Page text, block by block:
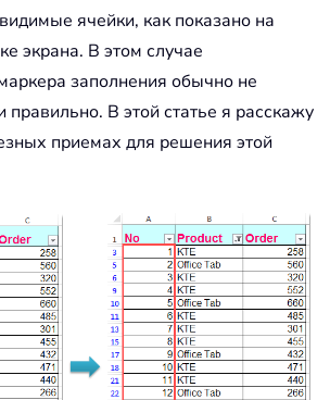
ячейки, как показано на
экрана. В этом случае
заполнения обычно не
правильно. В этой статье я расскажу
приемах для решения этой